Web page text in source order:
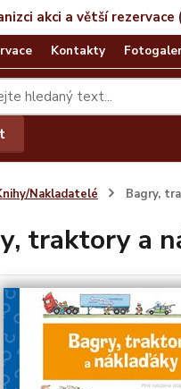
akci a větší
Kontakty
Nakladatelé Bagry,
traktory a